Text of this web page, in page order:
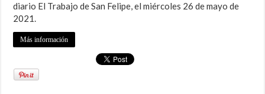
diario El Trabajo de San Felipe, el miércoles 26 de mayo de
2021.
Más información